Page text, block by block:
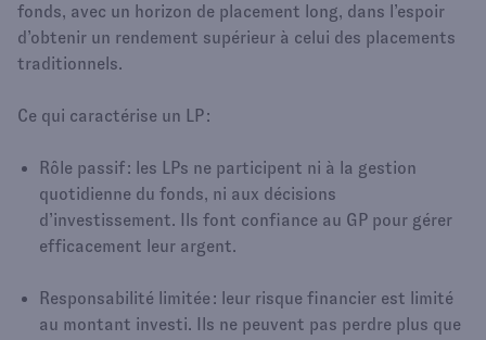
fonds, avec un horizon de placement long, dans l’espoir
d’obtenir un rendement supérieur à celui des placements
traditionnels.
Ce qui caractérise un LP :
Rôle passif : les LPs ne participent ni à la gestion
quotidienne du fonds, ni aux décisions
d’investissement. Ils font confiance au GP pour gérer
efficacement leur argent.
Responsabilité limitée : leur risque financier est limité
au montant investi. Ils ne peuvent pas perdre plus que